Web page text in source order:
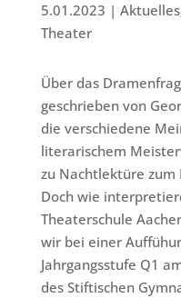
5.01.2023 | Aktuelles
Theater
Über das
geschrieben von
die verschiedene
literarischem
zu Nachtlektüre zum
Doch wie
Theaterschule
wir bei einer
Jahrgangsstufe Q1
des Stiftischen